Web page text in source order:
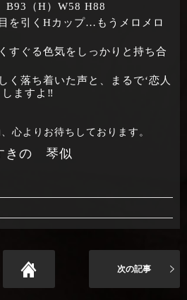
（H）W58 H88
を引くHカップ…もうメロメロ
すぐる色気をしっかりと持ち合
く落ち着いた声と、まるで‘恋人
ますよ‼
心よりお待ちしております。
きの 琴似
次の記事